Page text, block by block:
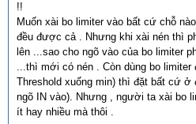
!!
Muốn xài bo limiter vào bất cứ chỗ
đều được cả . Nhưng khi xài nén thì
lên ...sao cho ngõ vào của bo limiter
...thì mới có nén . Còn dùng bo
Threshold xuống min) thì đặt bất cứ
ngõ IN vào). Nhưng , người ta xài bo
ít hay nhiều mà thôi .